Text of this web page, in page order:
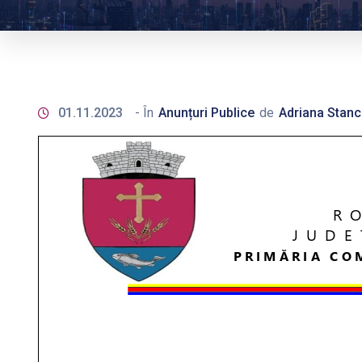
01.11.2023 - În Anunțuri Publice de Adriana